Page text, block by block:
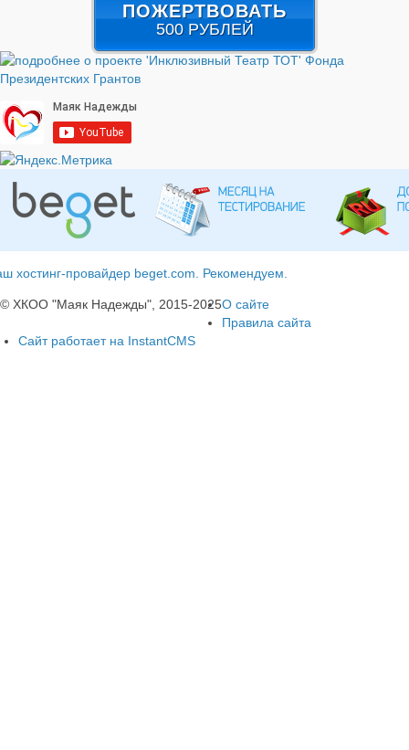
ПОЖЕРТВОВАТЬ
500 РУБЛЕЙ
хостинг-провайдер beget.com. Рекомендуем.
© ХКОО "Маяк Надежды", 2015-2025О сайте
Правила сайта
Сайт работает на InstantCMS